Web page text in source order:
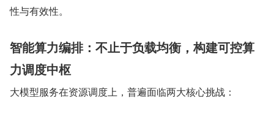
性与有效性。
智能算力编排：不止于负载均衡，构建可控算
力调度中枢
大模型服务在资源调度上，普遍面临两大核心挑战：